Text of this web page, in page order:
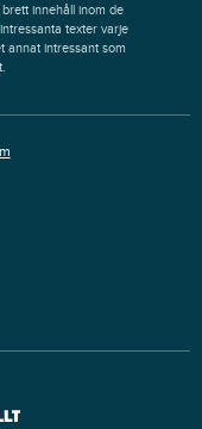
innehåll inom de
texter varje
annat intressant som